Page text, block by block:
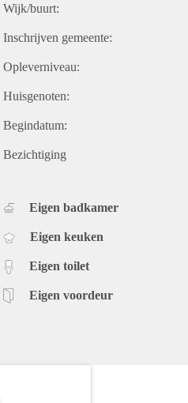
Wijk/buurt:
Inschrijven gemeente:
Opleverniveau:
Huisgenoten:
Begindatum:
Bezichtiging
Eigen badkamer
Eigen keuken
Eigen toilet
Eigen voordeur